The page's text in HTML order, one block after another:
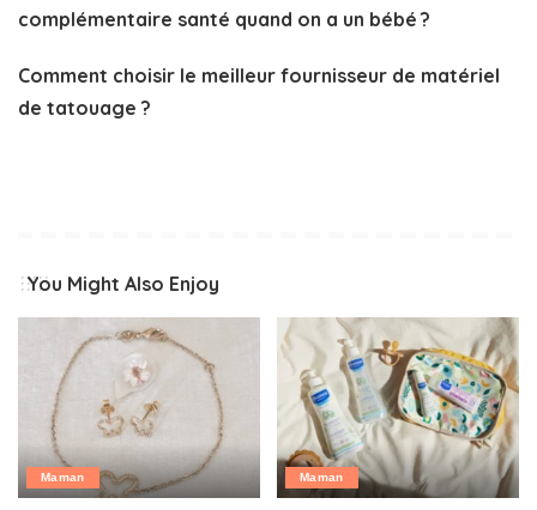
complémentaire santé quand on a un bébé ?
Comment choisir le meilleur fournisseur de matériel
de tatouage ?
You Might Also Enjoy
Maman Maman